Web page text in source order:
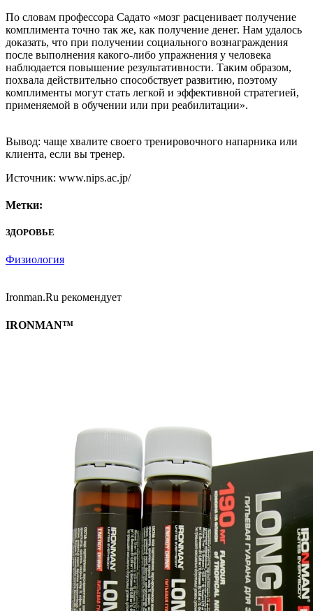
По словам профессора Садато «мозг расценивает получение
комплимента точно так же, как получение денег. Нам удалось
доказать, что при получении социального вознаграждения
после выполнения какого-либо упражнения у человека
наблюдается повышение результативности. Таким образом,
похвала действительно способствует развитию, поэтому
комплименты могут стать легкой и эффективной стратегией,
применяемой в обучении или при реабилитации».
Вывод: чаще хвалите своего тренировочного напарника или
клиента, если вы тренер.
Источник: www.nips.ac.jp/
Метки:
ЗДОРОВЬЕ
Физиология
Ironman.Ru рекомендует
IRONMAN™